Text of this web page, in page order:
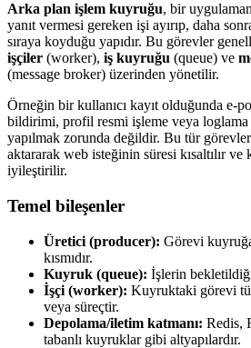
Arka plan işlem kuyruğu, bir
yanıt vermesi gereken işi ayırıp, daha
sıraya koyduğu yapıdır. Bu görevler
işçiler (worker), iş kuyruğu (queue) ve
(message broker) üzerinden yönetilir.
Örneğin bir kullanıcı kayıt olduğunda e-
bildirimi, profil resmi işleme veya loglama
yapılmak zorunda değildir. Bu tür
aktararak web isteğinin süresi kısaltılır ve
iyileştirilir.
Temel bileşenler
Üretici (producer): Görevi
kısmıdır.
Kuyruk (queue): İşlerin bekletildiği
İşçi (worker): Kuyruktaki görevi
veya süreçtir.
Depolama/iletim katmanı: Redis,
tabanlı kuyruklar gibi altyapılardır.